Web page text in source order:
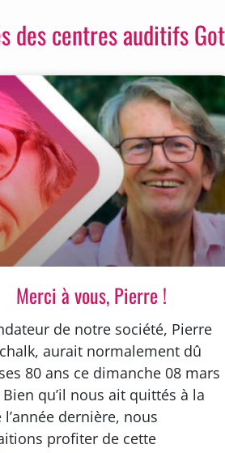
des centres auditifs
Merci à vous, Pierre !
de notre société, Pierre
aurait normalement dû
80 ans ce dimanche 08 mars
Bien qu’il nous ait quittés à la
dernière, nous
profiter de cette